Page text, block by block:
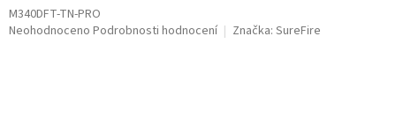
M340DFT-TN-PRO
Průměrné
Neohodnoceno Podrobnosti hodnocení Značka: SureFire